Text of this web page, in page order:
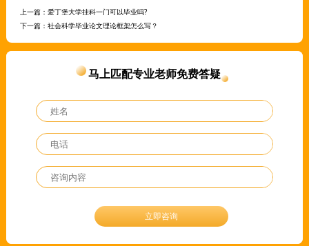
上一篇： 爱丁堡大学挂科一门可以毕业吗?
下一篇： 社会科学毕业论文理论框架怎么写？
马上匹配专业老师免费答疑
立即咨询